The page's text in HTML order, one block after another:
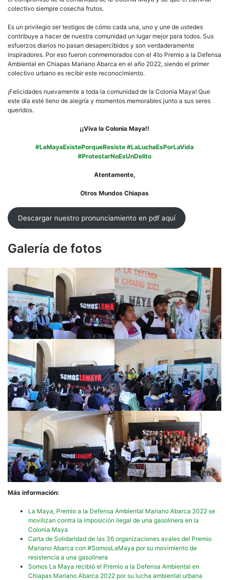
colectivo siempre cosecha frutos.
Es un privilegio ser testigos de cómo cada una, uno y une de ustedes
contribuye a hacer de nuestra comunidad un lugar mejor para todos. Sus
esfuerzos diarios no pasan desapercibidos y son verdaderamente
inspiradores. Por eso fueron conmemorados con el 4to Premio a la Defensa
Ambiental en Chiapas Mariano Abarca en el año 2022, siendo el primer
colectivo urbano es recibir este reconocimiento.
¡Felicidades nuevamente a toda la comunidad de la Colonia Maya! Que
este día esté lleno de alegría y momentos memorables junto a sus seres
queridos.
¡¡Viva la Colonia Maya!!
#LaMayaExistePorqueResiste #LaLuchaEsPorLaVida
#ProtestarNoEsUnDelito
Atentamente,
Otros Mundos Chiapas
Descargar nuestro pronunciamiento en pdf aquí
Galería de fotos
Más información:
La Maya, Premio a la Defensa Ambiental Mariano Abarca 2022 se
movilizan contra la imposición ilegal de una gasolinera en la
Colonia Maya
Carta de Solidaridad de las 36 organizaciones avales del Premio
Mariano Abarca con #SomosLaMaya por su movimiento de
resistencia a una gasolinera
Somos La Maya recibió el Premio a la Defensa Ambiental en
Chiapas Mariano Abarca 2022 por su lucha ambiental urbana